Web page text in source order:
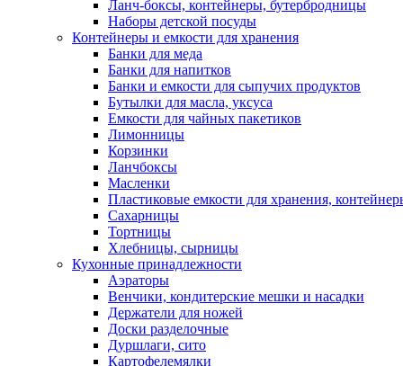
Ланч-боксы, контейнеры, бутербродницы
Наборы детской посуды
Контейнеры и емкости для хранения
Банки для меда
Банки для напитков
Банки и емкости для сыпучих продуктов
Бутылки для масла, уксуса
Емкости для чайных пакетиков
Лимонницы
Корзинки
Ланчбоксы
Масленки
Пластиковые емкости для хранения,
Сахарницы
Тортницы
Хлебницы, сырницы
Кухонные принадлежности
Аэраторы
Венчики, кондитерские мешки и насадки
Держатели для ножей
Доски разделочные
Дуршлаги, сито
Картофелемялки